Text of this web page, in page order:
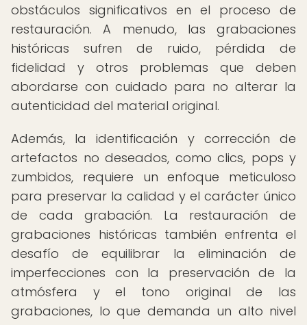
obstáculos significativos en el proceso de
restauración. A menudo, las grabaciones
históricas sufren de ruido, pérdida de
fidelidad y otros problemas que deben
abordarse con cuidado para no alterar la
autenticidad del material original.
Además, la identificación y corrección de
artefactos no deseados, como clics, pops y
zumbidos, requiere un enfoque meticuloso
para preservar la calidad y el carácter único
de cada grabación. La restauración de
grabaciones históricas también enfrenta el
desafío de equilibrar la eliminación de
imperfecciones con la preservación de la
atmósfera y el tono original de las
grabaciones, lo que demanda un alto nivel